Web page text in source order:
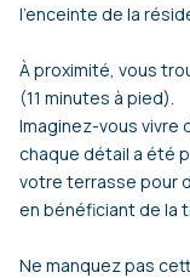
l’enceinte de la
À proximité, vous
(11 minutes à pied).
Imaginez-vous vivre
chaque détail a été
votre terrasse pour
en bénéficiant de la
Ne manquez pas